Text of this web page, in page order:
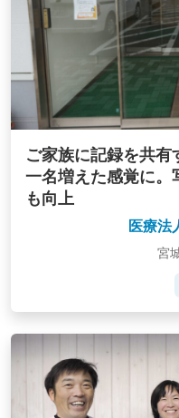
ご家族に記録を共
一名増えた感覚に。
も向上
医療法
宮